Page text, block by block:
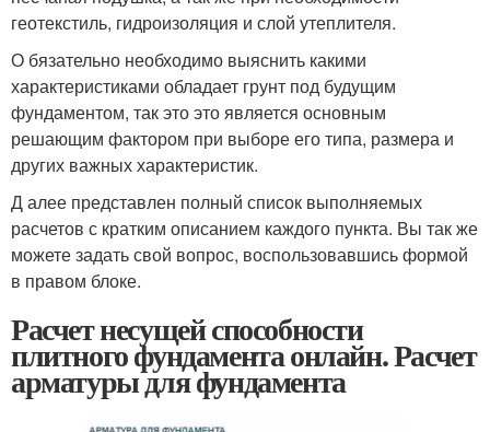
геотекстиль, гидроизоляция и слой утеплителя.
О бязательно необходимо выяснить какими
характеристиками обладает грунт под будущим
фундаментом, так это это является основным
решающим фактором при выборе его типа, размера и
других важных характеристик.
Д алее представлен полный список выполняемых
расчетов с кратким описанием каждого пункта. Вы так же
можете задать свой вопрос, воспользовавшись формой
в правом блоке.
Расчет несущей способности
плитного фундамента онлайн. Расчет
арматуры для фундамента